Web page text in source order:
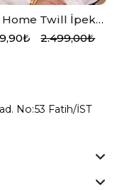
Home Twill İpek
11480-77
2.499,00₺
No:53 Fatih/İST